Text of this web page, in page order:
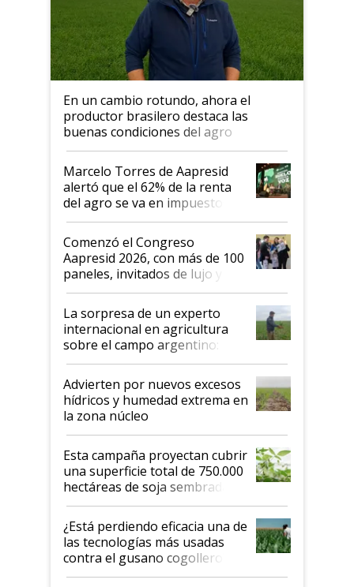
En un cambio rotundo, ahora el
productor brasilero destaca las
buenas condiciones del agro
argentino para invertir: "Los veo
más motivados"
Marcelo Torres de Aapresid
alertó que el 62% de la renta
del agro se va en impuestos:
"No es bueno que en
Argentina se sigan discutiendo
las mismas cosas de hace 50
años"
Comenzó el Congreso
Aapresid 2026, con más de 100
paneles, invitados de lujo y
todas las tendencias
La sorpresa de un experto
internacional en agricultura
sobre el campo argentino:
"Estoy muy impresionado"
Advierten por nuevos excesos
hídricos y humedad extrema en
la zona núcleo
Esta campaña proyectan cubrir
una superficie total de 750.000
hectáreas de soja sembradas
con una nueva generación de
variedades que marcan un
salto tecnológico en genética y
rendimiento
¿Está perdiendo eficacia una de
las tecnologías más usadas
contra el gusano cogollero? El
desafío de una tecnología clave